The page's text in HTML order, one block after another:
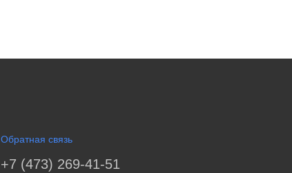
Обратная связь
+7 (473) 269-41-51